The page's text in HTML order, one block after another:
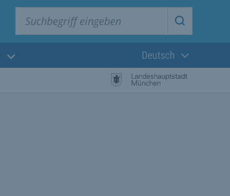
Suche
Aktuelle
Deutsch